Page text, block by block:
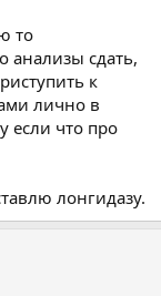
то
анализы сдать,
к
лично в
если что про
лонгидазу.